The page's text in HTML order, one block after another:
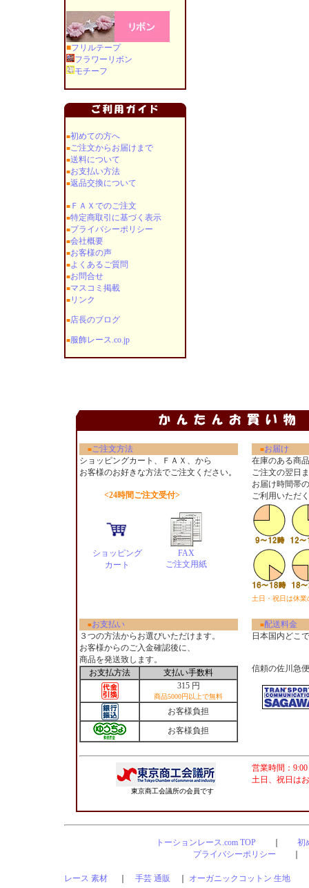
■フリルテープ
フラワーリボン
モチーフ
■初めての方へ
■ご注文からお届けまで
■送料について
■お支払い方法
■返品交換について
■ＦＡＸでのご注文
■特定商取引に基づく表示
■プライバシーポリシー
■会社概要
■お客様の声
■よくあるご質問
■お問合せ
■マスコミ掲載
■リンク
■店長のブログ
■服飾レース.co.jp
■ご注文方法 ■お届け
ショッピングカート、ＦＡＸ、から
お客様のお好きな方法でご注文ください。
<24時間ご注文受付>
ショッピング
カート
FAX
ご注文用紙
在庫のある商
ご注文の翌日
お届け時間帯
ご利用いただ
土日・祝日は休
■お支払い
３つの方法からお選びいただけます。
お客様からのご入金確認後に、
商品を発送致します。
お支払方法
支払い手数料
315 円
商品5000円以上で無料
お客様負担
お客様負担
■配送料金
日本国内どこ
信頼の佐川急
東京商工会議所の会員です
営業時間：
土日、祝日は
トーションレース.com TOP
初
プライバシーポリシー
レース 素材 手芸 通販 オーガニックコットン 生地